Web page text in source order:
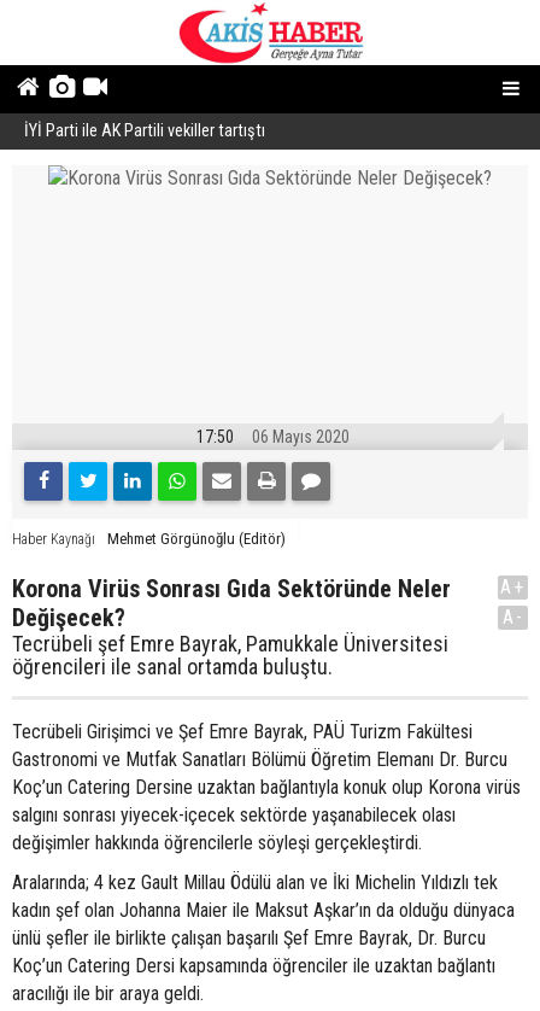
İYİ Parti ile AK Partili vekiller tartıştı
17:50 06 Mayıs 2020
Haber Kaynağı Mehmet Görgünoğlu (Editör)
Korona Virüs Sonrası Gıda Sektöründe Neler
Değişecek?
Tecrübeli şef Emre Bayrak, Pamukkale Üniversitesi
öğrencileri ile sanal ortamda buluştu.
A+
A-
Tecrübeli Girişimci ve Şef Emre Bayrak, PAÜ Turizm Fakültesi
Gastronomi ve Mutfak Sanatları Bölümü Öğretim Elemanı Dr. Burcu
Koç’un Catering Dersine uzaktan bağlantıyla konuk olup Korona virüs
salgını sonrası yiyecek-içecek sektörde yaşanabilecek olası
değişimler hakkında öğrencilerle söyleşi gerçekleştirdi.
Aralarında; 4 kez Gault Millau Ödülü alan ve İki Michelin Yıldızlı tek
kadın şef olan Johanna Maier ile Maksut Aşkar’ın da olduğu dünyaca
ünlü şefler ile birlikte çalışan başarılı Şef Emre Bayrak, Dr. Burcu
Koç’un Catering Dersi kapsamında öğrenciler ile uzaktan bağlantı
aracılığı ile bir araya geldi.